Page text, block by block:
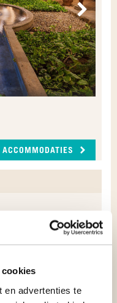
en advertenties te
naar
de luchthaven van